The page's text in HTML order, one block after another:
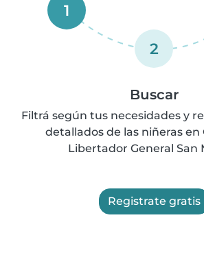
1
2
Buscar
Filtrá según tus necesidades y
detallados de las niñeras en
Libertador General San
Registrate gratis